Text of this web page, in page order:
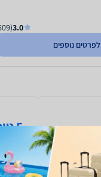
3.0
(1509)
לפרטים נוספים
5 טיפים שחשוב לדעת לפני שקונים מייבש כביסה